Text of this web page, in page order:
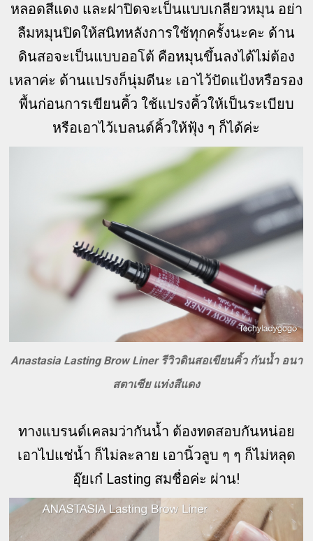
หลอดสีแดง และฝาปิดจะเป็นแบบเกลียวหมุน อย่า
ลืมหมุนปิดให้สนิทหลังการใช้ทุกครั้งนะคะ ด้าน
ดินสอจะเป็นแบบออโต้ คือหมุนขึ้นลงได้ไม่ต้อง
เหลาค่ะ ด้านแปรงก็นุ่มดีนะ เอาไว้ปัดแป้งหรือรอง
พื้นก่อนการเขียนคิ้ว ใช้แปรงคิ้วให้เป็นระเบียบ
หรือเอาไว้เบลนด์คิ้วให้ฟุ้ง ๆ ก็ได้ค่ะ
Anastasia Lasting Brow Liner รีวิวดินสอเขียนคิ้ว กันน้ำ อนา
สตาเซีย แท่งสีแดง
ทางแบรนด์เคลมว่ากันน้ำ ต้องทดสอบกันหน่อย
เอาไปแช่น้ำ ก็ไม่ละลาย เอานิ้วลูบ ๆ ๆ ก็ไม่หลุด
อุ๊ยเก๋ Lasting สมชื่อค่ะ ผ่าน!